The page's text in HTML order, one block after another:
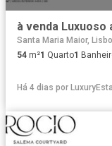
à venda Luxuoso
Santa Maria Maior,
54 m²1 Quarto1
Há 4 dias por